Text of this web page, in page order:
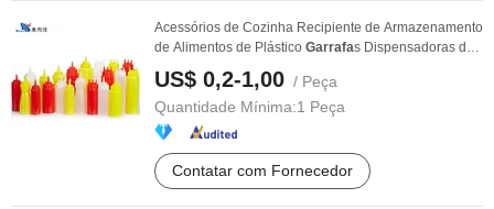
Acessórios de Cozinha Recipiente de Armazenamento
de Alimentos de Plástico Garrafas Dispensadoras de
US$ 0,2-1,00 / Peça
Quantidade Mínima:1 Peça
Contatar com Fornecedor